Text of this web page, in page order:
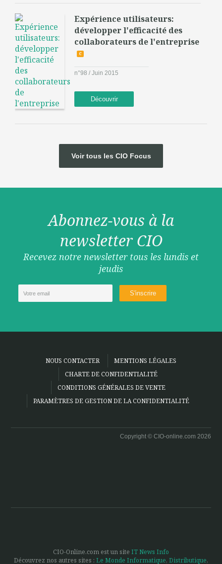
Expérience utilisateurs:
développer l'efficacité des
collaborateurs de l'entreprise
c
n°98 / Juin 2015
Découvrir
Voir tous les CIO Focus
Abonnez-vous à la
newsletter CIO
Recevez notre newsletter tous les lundis et
jeudis
NOUS CONTACTER
MENTIONS LÉGALES
CHARTE DE CONFIDENTIALITÉ
CONDITIONS GÉNÉRALES DE VENTE
PARAMÈTRES DE GESTION DE LA CONFIDENTIALITÉ
Copyright © CIO-online.com 2026
CIO-Online.com est un site IT News Info
Découvrez nos autres sites : Le Monde Informatique, Distributique,